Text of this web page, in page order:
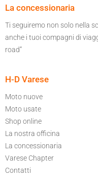
La concessionaria
Ti seguiremo non solo nella
anche i tuoi compagni di
road”
H-D Varese
Moto nuove
Moto usate
Shop online
La nostra officina
La concessionaria
Varese Chapter
Contatti